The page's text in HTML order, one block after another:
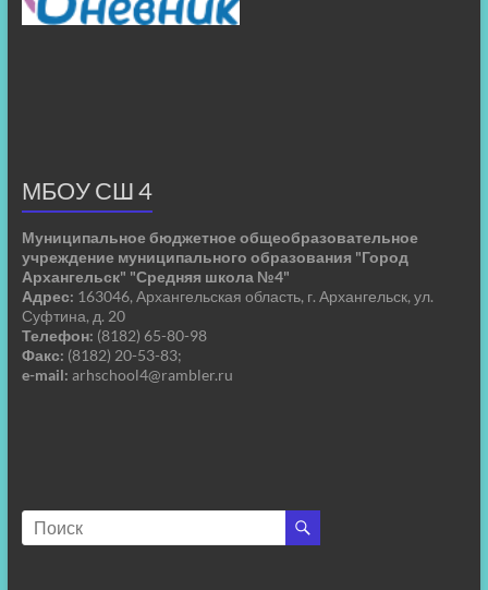
МБОУ СШ 4
Муниципальное бюджетное общеобразовательное
учреждение муниципального образования "Город
Архангельск" "Средняя школа №4"
Адрес: 163046, Архангельская область, г. Архангельск, ул.
Суфтина, д. 20
Телефон: (8182) 65-80-98
Факс: (8182) 20-53-83;
e-mail: arhschool4@rambler.ru